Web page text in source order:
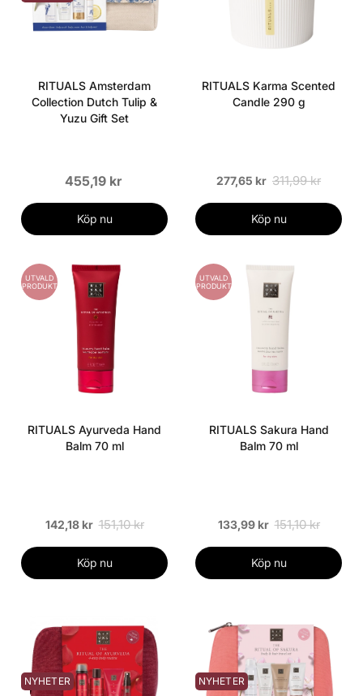
RITUALS Amsterdam
Collection Dutch Tulip &
Yuzu Gift Set
455,19 kr
Köp nu
RITUALS Karma Scented
Candle 290 g
277,65 kr 311,99 kr
Köp nu
UTVALD
PRODUKT
RITUALS Ayurveda Hand
Balm 70 ml
142,18 kr 151,10 kr
Köp nu
UTVALD
PRODUKT
RITUALS Sakura Hand
Balm 70 ml
133,99 kr 151,10 kr
Köp nu
NYHETER NYHETER